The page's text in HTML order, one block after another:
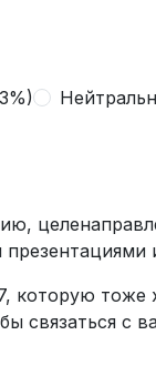
которую
связаться с